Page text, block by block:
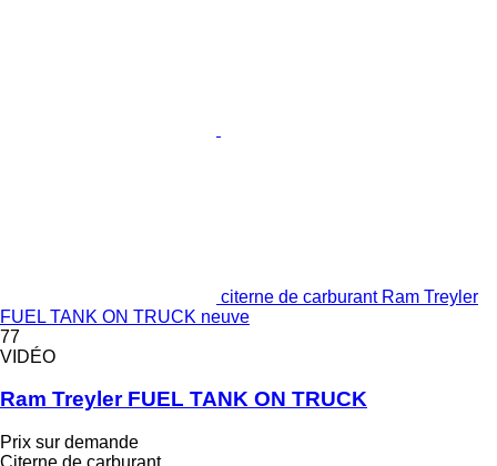
citerne de carburant Ram Treyler
FUEL TANK ON TRUCK neuve
77
VIDÉO
Ram Treyler FUEL TANK ON TRUCK
Prix sur demande
Citerne de carburant